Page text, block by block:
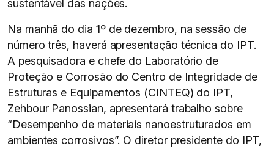
sustentável das nações.
Na manhã do dia 1º de dezembro, na sessão de
número três, haverá apresentação técnica do IPT.
A pesquisadora e chefe do Laboratório de
Proteção e Corrosão do Centro de Integridade de
Estruturas e Equipamentos (CINTEQ) do IPT,
Zehbour Panossian, apresentará trabalho sobre
“Desempenho de materiais nanoestruturados em
ambientes corrosivos”. O diretor presidente do IPT,